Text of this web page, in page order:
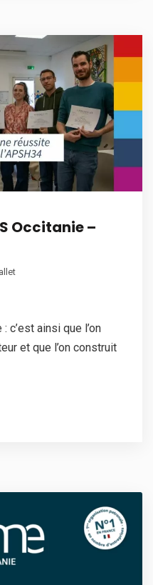
Occitanie –
c’est ainsi que l’on
et que l’on construit